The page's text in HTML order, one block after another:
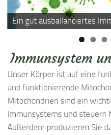
Ein gut ausballanciertes
Unser Körper ist auf eine
und funktionierende
Mitochondrien sind ein
Immunsystems und steuern
Außerdem produzieren Sie